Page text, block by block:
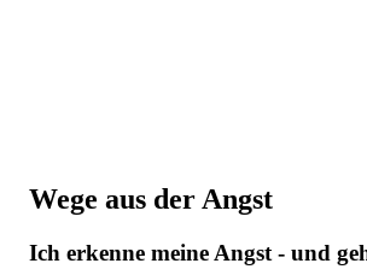
Wege aus der Angst
Ich erkenne meine Angst - und